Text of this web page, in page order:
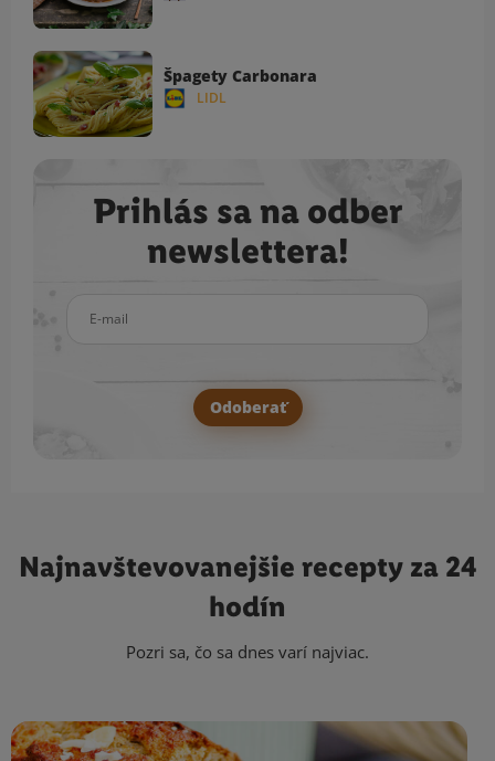
Špagety Carbonara
LIDL
Prihlás sa na odber
newslettera!
Odoberať
Najnavštevovanejšie recepty za 24
hodín
Pozri sa, čo sa dnes varí najviac.